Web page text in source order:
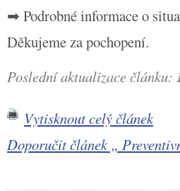
➡ Podrobné informace o
Děkujeme za pochopení.
Poslední aktualizace článku:
Vytisknout celý článek
Doporučit článek „